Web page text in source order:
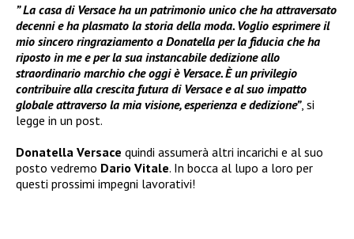
” La casa di Versace ha un patrimonio unico che ha attraversato
decenni e ha plasmato la storia della moda. Voglio esprimere il
mio sincero ringraziamento a Donatella per la fiducia che ha
riposto in me e per la sua instancabile dedizione allo
straordinario marchio che oggi è Versace. È un privilegio
contribuire alla crescita futura di Versace e al suo impatto
globale attraverso la mia visione, esperienza e dedizione”, si
legge in un post.
Donatella Versace quindi assumerà altri incarichi e al suo
posto vedremo Dario Vitale. In bocca al lupo a loro per
questi prossimi impegni lavorativi!